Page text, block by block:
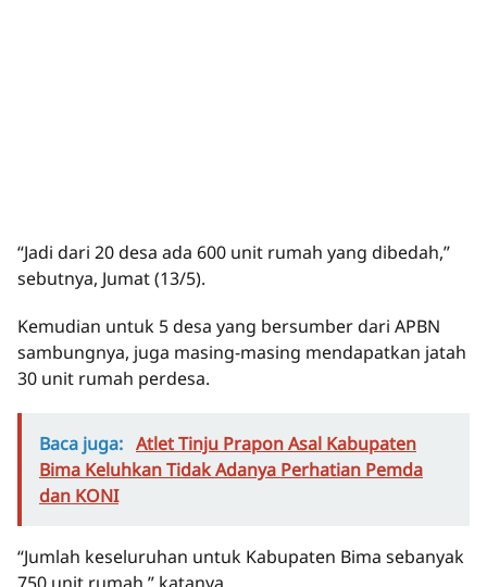
“Jadi dari 20 desa ada 600 unit rumah yang dibedah,”
sebutnya, Jumat (13/5).
Kemudian untuk 5 desa yang bersumber dari APBN
sambungnya, juga masing-masing mendapatkan jatah
30 unit rumah perdesa.
Baca juga: Atlet Tinju Prapon Asal Kabupaten
Bima Keluhkan Tidak Adanya Perhatian Pemda
dan KONI
“Jumlah keseluruhan untuk Kabupaten Bima sebanyak